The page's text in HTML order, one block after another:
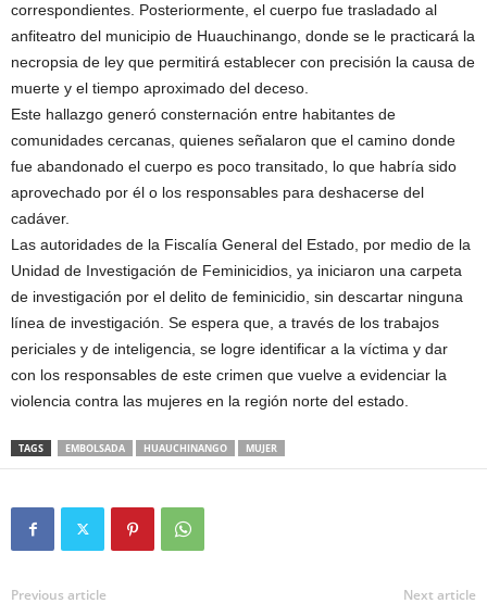
correspondientes. Posteriormente, el cuerpo fue trasladado al
anfiteatro del municipio de Huauchinango, donde se le practicará la
necropsia de ley que permitirá establecer con precisión la causa de
muerte y el tiempo aproximado del deceso.
Este hallazgo generó consternación entre habitantes de
comunidades cercanas, quienes señalaron que el camino donde
fue abandonado el cuerpo es poco transitado, lo que habría sido
aprovechado por él o los responsables para deshacerse del
cadáver.
Las autoridades de la Fiscalía General del Estado, por medio de la
Unidad de Investigación de Feminicidios, ya iniciaron una carpeta
de investigación por el delito de feminicidio, sin descartar ninguna
línea de investigación. Se espera que, a través de los trabajos
periciales y de inteligencia, se logre identificar a la víctima y dar
con los responsables de este crimen que vuelve a evidenciar la
violencia contra las mujeres en la región norte del estado.
TAGS EMBOLSADA HUAUCHINANGO MUJER
Previous article Next article